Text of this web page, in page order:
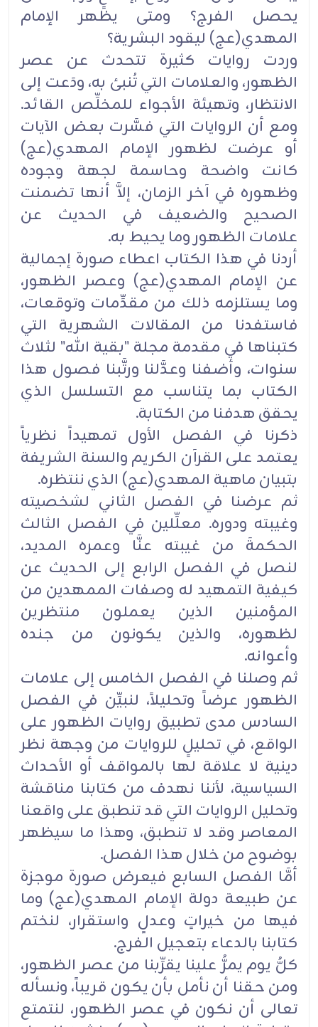
يحصل الفرج؟ ومتى يظهر الإمام
المهدي(عج) ليقود البشرية؟
وردت روايات كثيرة تتحدث عن عصر
الظهور، والعلامات التي تُنبئ به، ودَعت إلى
الانتظار، وتهيئة الأجواء للمخلِّص القائد.
ومع أن الروايات التي فسَّرت بعض الآيات
أو عرضت لظهور الإمام المهدي(عج)
كانت واضحة وحاسمة لجهة وجوده
وظهوره في آخر الزمان، إلاَّ أنها تضمنت
الصحيح والضعيف في الحديث عن
علامات الظهور وما يحيط به.
أردنا في هذا الكتاب اعطاء صورة إجمالية
عن الإمام المهدي(عج) وعصر الظهور،
وما يستلزمه ذلك من مقدِّمات وتوقعات،
فاستفدنا من المقالات الشهرية التي
كتبناها في مقدمة مجلة "بقية الله" لثلاث
سنوات، وأضفنا وعدَّلنا ورتَّبنا فصول هذا
الكتاب بما يتناسب مع التسلسل الذي
يحقق هدفنا من الكتابة.
ذكرنا في الفصل الأول تمهيداً نظرياً
يعتمد على القرآن الكريم والسنة الشريفة
بتبيان ماهية المهدي(عج) الذي ننتظره.
ثم عرضنا في الفصل الثاني لشخصيته
وغيبته ودوره. معلِّلين في الفصل الثالث
الحكمةَ من غيبته عنَّا وعمره المديد،
لنصل في الفصل الرابع إلى الحديث عن
كيفية التمهيد له وصفات الممهدين من
المؤمنين الذين يعملون منتظرين
لظهوره، والذين يكونون من جنده
وأعوانه.
ثم وصلنا في الفصل الخامس إلى علامات
الظهور عرضاً وتحليلاً، لنبيِّن في الفصل
السادس مدى تطبيق روايات الظهور على
الواقع، في تحليلٍ للروايات من وجهة نظر
دينية لا علاقة لها بالمواقف أو الأحداث
السياسية، لأننا نهدف من كتابنا مناقشة
وتحليل الروايات التي قد تنطبق على واقعنا
المعاصر وقد لا تنطبق، وهذا ما سيظهر
بوضوح من خلال هذا الفصل.
أمَّا الفصل السابع فيعرض صورة موجزة
عن طبيعة دولة الإمام المهدي(عج) وما
فيها من خيراتٍ وعدلٍ واستقرار، لنختم
كتابنا بالدعاء بتعجيل الفرج.
كلُّ يوم يمرُّ علينا يقرِّبنا من عصر الظهور،
ومن حقنا أن نأمل بأن يكون قريباً، ونسأله
تعالى أن نكون في عصر الظهور، لنتمتع